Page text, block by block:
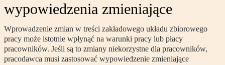
wypowiedzenia zmieniające
Wprowadzenie zmian w treści zakładowego układu zbiorowego
pracy może istotnie wpłynąć na warunki pracy lub płacy
pracowników. Jeśli są to zmiany niekorzystne dla pracowników,
pracodawca musi zastosować wypowiedzenie zmieniające